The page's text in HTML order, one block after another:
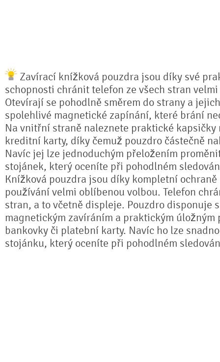
Zavírací knížková pouzdra jsou díky své
schopnosti chránit telefon ze všech stran
Otevírají se pohodlně směrem do strany a
spolehlivé magnetické zapínání, které brání
Na vnitřní straně naleznete praktické kapsičky
kreditní karty, díky čemuž pouzdro částečně
Navíc jej lze jednoduchým přeložením
stojánek, který oceníte při pohodlném
Knížková pouzdra jsou díky kompletní ochraně
používání velmi oblíbenou volbou. Telefon
stran, a to včetně displeje. Pouzdro disponuje
magnetickým zavíráním a praktickým úložným
bankovky či platební karty. Navíc ho lze
stojánku, který oceníte při pohodlném